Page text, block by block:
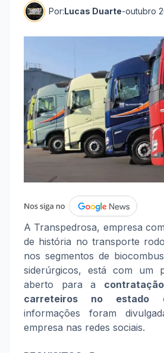
Por:Lucas Duarte-outubro
A Transpedrosa, empresa
de história no transporte
nos segmentos de
siderúrgicos, está com um
aberto para a
carreteiros no estado
informações foram
empresa nas redes sociais.